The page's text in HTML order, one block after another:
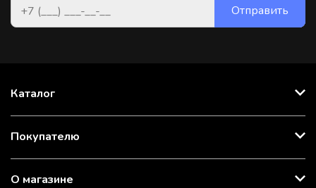
Каталог
Покупателю
О магазине